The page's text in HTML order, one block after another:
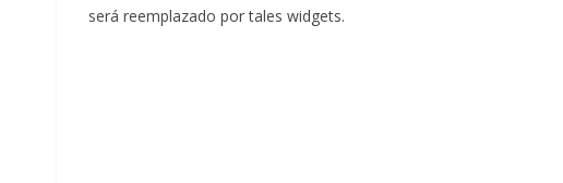
será reemplazado por tales widgets.